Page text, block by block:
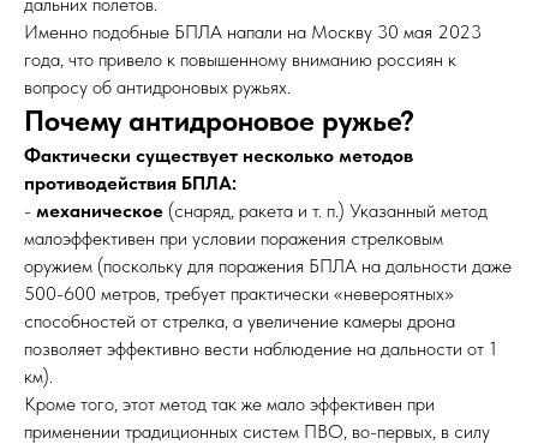
Именно подобные БПЛА напали на Москву 30 мая 2023
года, что привело к повышенному вниманию россиян к
вопросу об антидроновых ружьях.
Почему антидроновое ружье?
Фактически существует несколько методов
противодействия БПЛА:
- механическое (снаряд, ракета и т. п.) Указанный метод
малоэффективен при условии поражения стрелковым
оружием (поскольку для поражения БПЛА на дальности даже
500-600 метров, требует практически «невероятных»
способностей от стрелка, а увеличение камеры дрона
позволяет эффективно вести наблюдение на дальности от 1
км).
Кроме того, этот метод так же мало эффективен при
применении традиционных систем ПВО, во-первых, в силу